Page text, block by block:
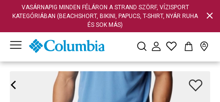
VASÁRNAPIG MINDEN FÉLÁRON A STRAND SZÖRF, VÍZISPORT
KATEGÓRIÁBAN (BEACHSHORT, BIKINI, PAPUCS, T-SHIRT, NYÁR RUHA
ÉS SOK MÁS)